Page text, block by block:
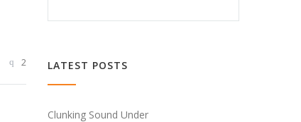
2 LATEST POSTS
Clunking Sound Under